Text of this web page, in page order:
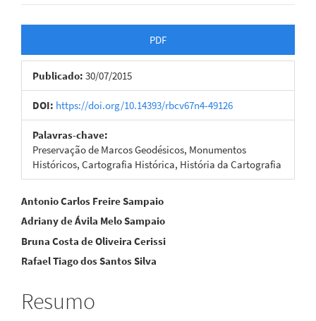
lateral
de
artigos
PDF
Publicado: 30/07/2015
DOI: https://doi.org/10.14393/rbcv67n4-49126
Palavras-chave:
Preservação de Marcos Geodésicos, Monumentos
Históricos, Cartografia Histórica, História da Cartografia
Conteúdo
do
artigo
Antonio Carlos Freire Sampaio
Adriany de Ávila Melo Sampaio
Bruna Costa de Oliveira Cerissi
Rafael Tiago dos Santos Silva
Resumo